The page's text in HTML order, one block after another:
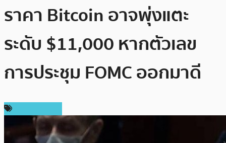
ราคา Bitcoin อาจพุ่งแตะ
ระดับ $11,000 หากตัวเลข
การประชุม FOMC ออกมาดี